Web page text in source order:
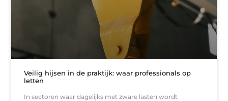
Veilig hijsen in de praktijk: waar professionals op
letten
In sectoren waar dagelijks met zware lasten wordt